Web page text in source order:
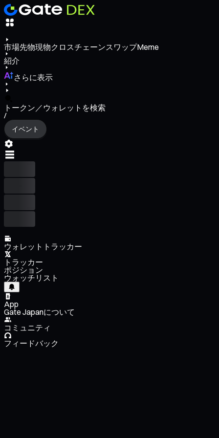
市場先物現物クロスチェーンスワップMeme
紹介
さらに表示
トークン／ウォレットを検索
/
イベント
ウォレットトラッカー
トラッカー
ポジション
ウォッチリスト
App
Gate Japanについて
コミュニティ
フィードバック